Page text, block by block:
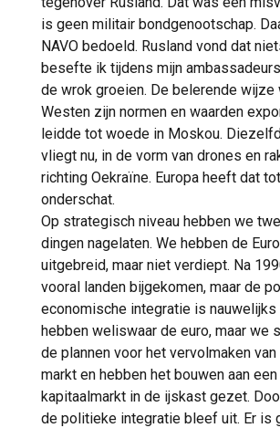
is geen militair bondgenootschap.
NAVO bedoeld. Rusland vond dat
besefte ik tijdens mijn
de wrok groeien. De belerende wijze
Westen zijn normen en waarden
leidde tot woede in Moskou.
vliegt nu, in de vorm van drones en
richting Oekraïne. Europa heeft dat
onderschat.
Op strategisch niveau hebben we
dingen nagelaten. We hebben de
uitgebreid, maar niet verdiept. Na
vooral landen bijgekomen, maar de
economische integratie is
hebben weliswaar de euro, maar we
de plannen voor het vervolmaken
markt en hebben het bouwen aan
kapitaalmarkt in de ijskast gezet.
de politieke integratie bleef uit. Er is